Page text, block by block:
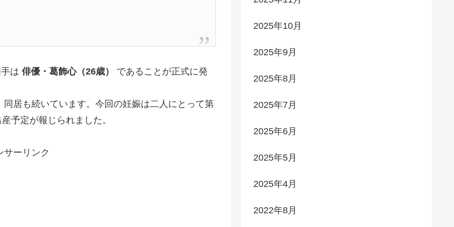
は 俳優・葛飾心（26歳） であることが正式に発
居も続いています。今回の妊娠は二人にとって第
予定が報じられました。
サーリンク
2025年10月
2025年9月
2025年8月
2025年7月
2025年6月
2025年5月
2025年4月
2022年8月